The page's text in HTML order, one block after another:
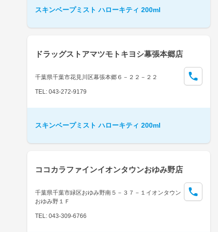
スキンベープミスト ハローキティ 200ml
ドラッグストアマツモトキヨシ幕張本郷店
千葉県千葉市花見川区幕張本郷６－２２－２２
TEL: 043-272-9179
スキンベープミスト ハローキティ 200ml
ココカラファインイオンタウンおゆみ野店
千葉県千葉市緑区おゆみ野南５－３７－１イオンタウン
おゆみ野１Ｆ
TEL: 043-309-6766